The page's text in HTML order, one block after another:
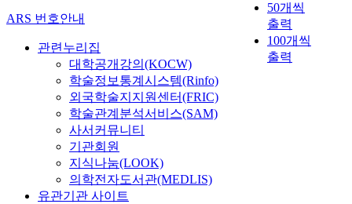
50개씩
출력
100개씩
출력
ARS 번호안내
관련누리집
대학공개강의(KOCW)
학술정보통계시스템(Rinfo)
외국학술지지원센터(FRIC)
학술관계분석서비스(SAM)
사서커뮤니티
기관회원
지식나눔(LOOK)
의학전자도서관(MEDLIS)
유관기관 사이트